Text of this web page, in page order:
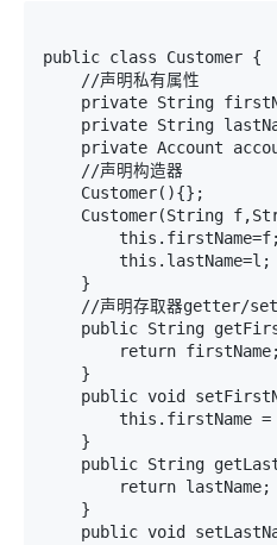
public class Customer {
    //声明私有属性
private String
private String
private Account
    //声明构造器
    Customer(){};
Customer(String
        this.firstName=f;
        this.lastName=l;
    }
//声明存取器getter/
public String
        return firstName;
    }
public void
this.firstName =
    }
public String
        return lastName;
    }
public void